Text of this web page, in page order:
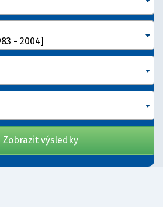
- 2004]
výsledky